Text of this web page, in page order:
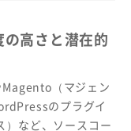
高さと潜在的
Magento（マジェン
のプラグイ
）など、ソースコー